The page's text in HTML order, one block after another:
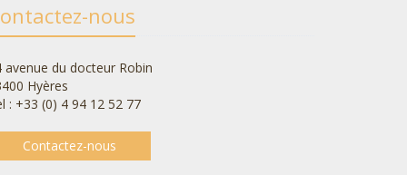
nous
avenue du docteur Robin
Hyères
: +33 (0) 4 94 12 52 77
Contactez-nous